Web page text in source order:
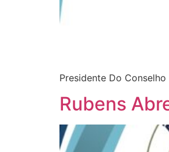
Presidente Do
Rubens